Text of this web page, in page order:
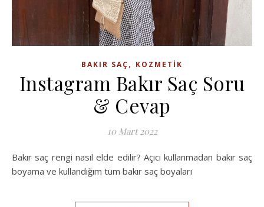
BAKIR SAÇ, KOZMETIK
Instagram Bakır Saç Soru
& Cevap
10 Mart 2022
Bakır saç rengi nasıl elde edilir? Açıcı kullanmadan bakır saç
boyama ve kullandığım tüm bakır saç boyaları